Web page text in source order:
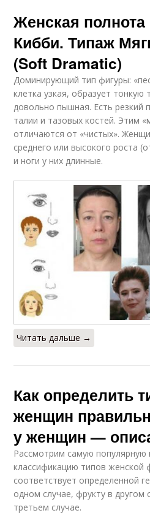
Женская
Кибби. Типаж
(Soft Dramatic)
Доминирующий тип фигуры:
клетка узкая, образует тонкую
довольно пышная. Есть
талии и тазовых костей. Этим
отличаются от «чистых».
среднего или высокого роста
и ноги у них длинные.
Читать дальше →
Как определить
женщин
у женщин —
Рассмотрим самую популярную
классификацию типов женской
соответствует определенной
одном случае, фрукту в другом
третьем случае.